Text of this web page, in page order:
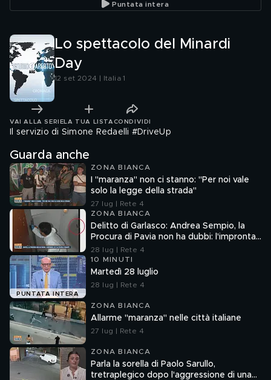
Puntata intera
Lo spettacolo del Minardi
Day
12 set 2024 | Italia 1
VAI ALLA SERIE LA TUA LISTA CONDIVIDI
Il servizio di Simone Redaelli #DriveUp
Guarda anche
ZONA BIANCA
I "maranza" non ci stanno: "Per noi vale
solo la legge della strada"
27 lug | Rete 4
ZONA BIANCA
Delitto di Garlasco: Andrea Sempio, la
Procura di Pavia non ha dubbi: l'impronta
33 è la pistola fumante
28 lug | Rete 4
PUNTATA INTERA
10 MINUTI
Martedì 28 luglio
28 lug | Rete 4
ZONA BIANCA
Allarme "maranza" nelle città italiane
27 lug | Rete 4
ZONA BIANCA
Parla la sorella di Paolo Sarullo,
tretraplegico dopo l'aggressione di una